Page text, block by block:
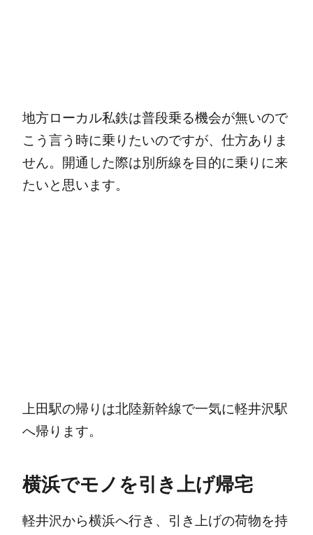
地方ローカル私鉄は普段乗る機会が無いので
こう言う時に乗りたいのですが、仕方ありま
せん。開通した際は別所線を目的に乗りに来
たいと思います。
上田駅の帰りは北陸新幹線で一気に軽井沢駅
へ帰ります。
横浜でモノを引き上げ帰宅
軽井沢から横浜へ行き、引き上げの荷物を持